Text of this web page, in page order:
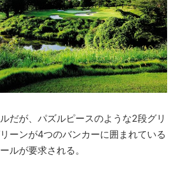
だが、パズルピースのような2段グリ
ーンが4つのバンカーに囲まれている
ルが要求される。